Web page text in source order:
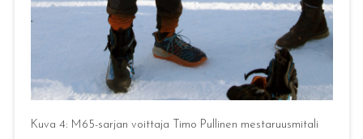
Kuva 4: M65-sarjan voittaja Timo Pullinen mestaruusmitali